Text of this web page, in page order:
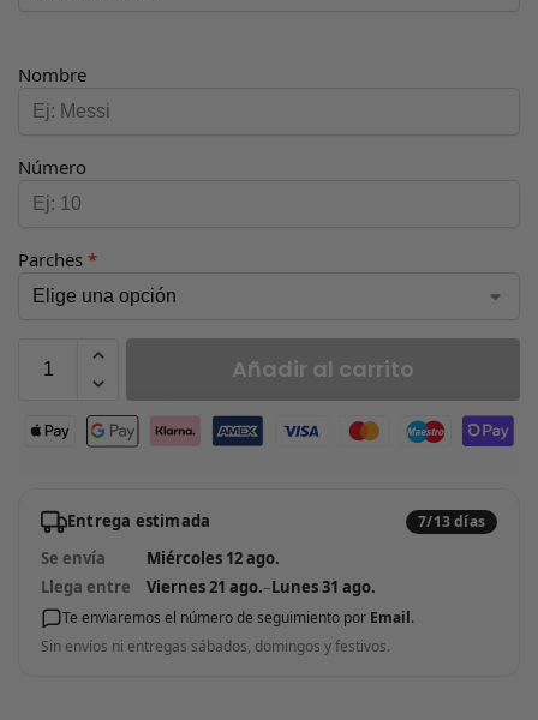
Nombre
Número
Parches *
Añadir al carrito
Entrega estimada 7/13 días
Se envía
Miércoles 12 ago.
Llega entre
Viernes 21 ago.–Lunes 31 ago.
Te enviaremos el número de seguimiento por Email.
Sin envíos ni entregas sábados, domingos y festivos.